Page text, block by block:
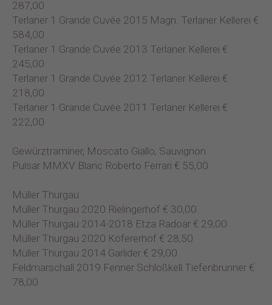
287,00
Terlaner 1 Grande Cuvée 2015 Magn. Terlaner Kellerei €
584,00
Terlaner 1 Grande Cuvée 2013 Terlaner Kellerei €
245,00
Terlaner 1 Grande Cuvée 2012 Terlaner Kellerei €
218,00
Terlaner 1 Grande Cuvée 2011 Terlaner Kellerei €
222,00
Gewürztraminer, Moscato Giallo, Sauvignon
Pulsar MMXV Blanc Roberto Ferrari € 55,00
Müller Thurgau
Müller Thurgau 2020 Rielingerhof € 30,00
Müller Thurgau 2014-2018 Etza Radoar € 29,00
Müller Thurgau 2020 Köfererhof € 28,50
Müller Thurgau 2014 Garlider € 29,00
Feldmarschall 2019 Fenner Schloßkell.Tiefenbrunner €
78,00